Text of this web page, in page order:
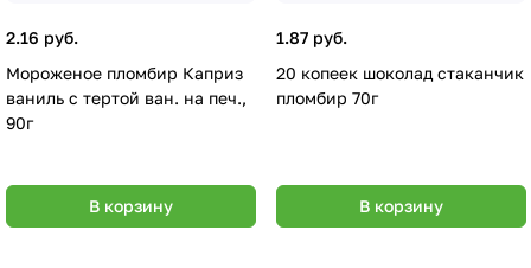
2.16 руб.
Мороженое пломбир Каприз
ваниль с тертой ван. на печ.,
90г
В корзину
1.87 руб.
20 копеек шоколад стаканчик
пломбир 70г
В корзину